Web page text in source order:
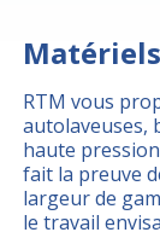
RTM vous
autolaveuses,
haute
fait la preuve
largeur de
le travail